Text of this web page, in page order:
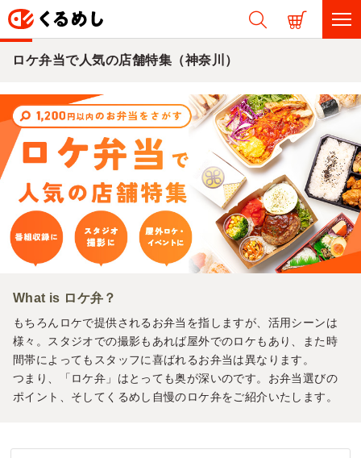
ロケ弁当で人気の店舗特集（神奈川）
What is ロケ弁？
もちろんロケで提供されるお弁当を指しますが、活用シーンは
様々。スタジオでの撮影もあれば屋外でのロケもあり、また時
間帯によってもスタッフに喜ばれるお弁当は異なります。
つまり、「ロケ弁」はとっても奥が深いのです。お弁当選びの
ポイント、そしてくるめし自慢のロケ弁をご紹介いたします。